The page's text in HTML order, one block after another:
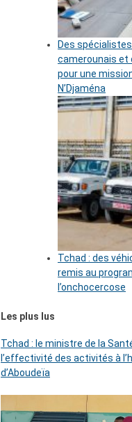
Des
camerounais et
pour une
N’Djaména
Tchad : des
remis au
l’onchocercose
Les plus lus
Tchad : le ministre de la
l’effectivité des activités à
d’Aboudeïa